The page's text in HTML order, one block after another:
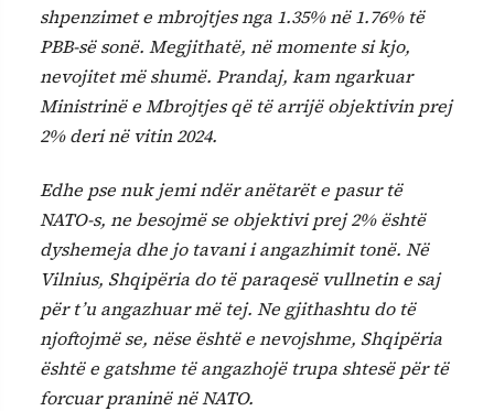
shpenzimet e mbrojtjes nga 1.35% në 1.76% të
PBB-së sonë. Megjithatë, në momente si kjo,
nevojitet më shumë. Prandaj, kam ngarkuar
Ministrinë e Mbrojtjes që të arrijë objektivin prej
2% deri në vitin 2024.
Edhe pse nuk jemi ndër anëtarët e pasur të
NATO-s, ne besojmë se objektivi prej 2% është
dyshemeja dhe jo tavani i angazhimit tonë. Në
Vilnius, Shqipëria do të paraqesë vullnetin e saj
për t’u angazhuar më tej. Ne gjithashtu do të
njoftojmë se, nëse është e nevojshme, Shqipëria
është e gatshme të angazhojë trupa shtesë për të
forcuar praninë në NATO.